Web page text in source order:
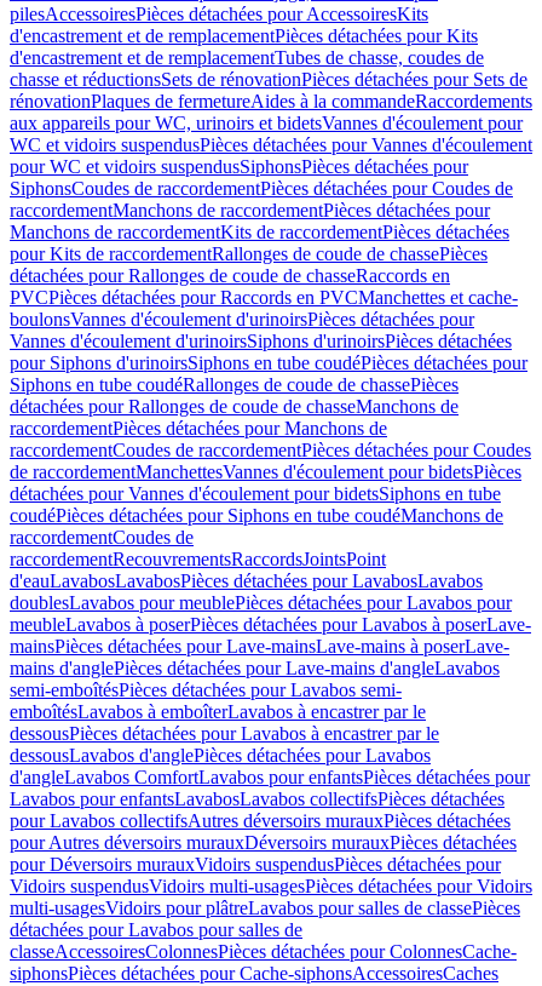
pilesAccessoiresPièces détachées pour AccessoiresKits
d'encastrement et de remplacementPièces détachées pour Kits
d'encastrement et de remplacementTubes de chasse, coudes de
chasse et réductionsSets de rénovationPièces détachées pour Sets de
rénovationPlaques de fermetureAides à la commandeRaccordements
aux appareils pour WC, urinoirs et bidetsVannes d'écoulement pour
WC et vidoirs suspendusPièces détachées pour Vannes d'écoulement
pour WC et vidoirs suspendusSiphonsPièces détachées pour
SiphonsCoudes de raccordementPièces détachées pour Coudes de
raccordementManchons de raccordementPièces détachées pour
Manchons de raccordementKits de raccordementPièces détachées
pour Kits de raccordementRallonges de coude de chassePièces
détachées pour Rallonges de coude de chasseRaccords en
PVCPièces détachées pour Raccords en PVCManchettes et cache-
boulonsVannes d'écoulement d'urinoirsPièces détachées pour
Vannes d'écoulement d'urinoirsSiphons d'urinoirsPièces détachées
pour Siphons d'urinoirsSiphons en tube coudéPièces détachées pour
Siphons en tube coudéRallonges de coude de chassePièces
détachées pour Rallonges de coude de chasseManchons de
raccordementPièces détachées pour Manchons de
raccordementCoudes de raccordementPièces détachées pour Coudes
de raccordementManchettesVannes d'écoulement pour bidetsPièces
détachées pour Vannes d'écoulement pour bidetsSiphons en tube
coudéPièces détachées pour Siphons en tube coudéManchons de
raccordementCoudes de
raccordementRecouvrementsRaccordsJointsPoint
d'eauLavabosLavabosPièces détachées pour LavabosLavabos
doublesLavabos pour meublePièces détachées pour Lavabos pour
meubleLavabos à poserPièces détachées pour Lavabos à poserLave-
mainsPièces détachées pour Lave-mainsLave-mains à poserLave-
mains d'anglePièces détachées pour Lave-mains d'angleLavabos
semi-emboîtésPièces détachées pour Lavabos semi-
emboîtésLavabos à emboîterLavabos à encastrer par le
dessousPièces détachées pour Lavabos à encastrer par le
dessousLavabos d'anglePièces détachées pour Lavabos
d'angleLavabos ComfortLavabos pour enfantsPièces détachées pour
Lavabos pour enfantsLavabosLavabos collectifsPièces détachées
pour Lavabos collectifsAutres déversoirs murauxPièces détachées
pour Autres déversoirs murauxDéversoirs murauxPièces détachées
pour Déversoirs murauxVidoirs suspendusPièces détachées pour
Vidoirs suspendusVidoirs multi-usagesPièces détachées pour Vidoirs
multi-usagesVidoirs pour plâtreLavabos pour salles de classePièces
détachées pour Lavabos pour salles de
classeAccessoiresColonnesPièces détachées pour ColonnesCache-
siphonsPièces détachées pour Cache-siphonsAccessoiresCaches